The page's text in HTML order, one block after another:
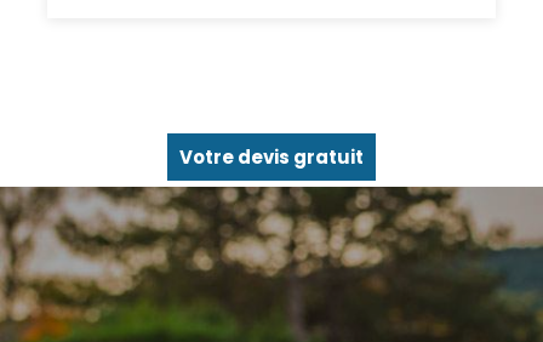
Votre devis gratuit